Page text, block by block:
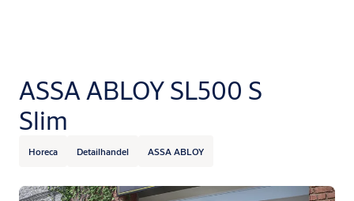
ASSA ABLOY SL500 S
Slim
Horeca Detailhandel ASSA ABLOY